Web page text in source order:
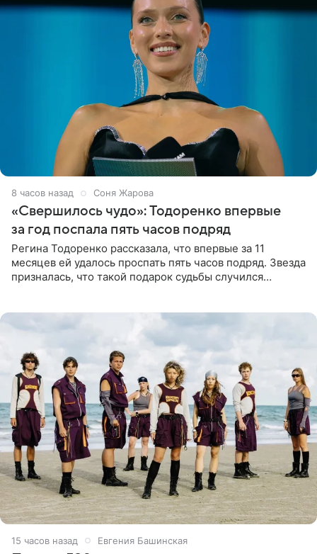
8 часов назад Соня Жарова
«Свершилось чудо»: Тодоренко впервые
за год поспала пять часов подряд
Регина Тодоренко рассказала, что впервые за 11
месяцев ей удалось проспать пять часов подряд. Звезда
призналась, что такой подарок судьбы случился
15 часов назад Евгения Башинская